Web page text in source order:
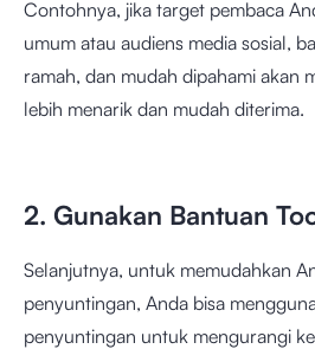
Contohnya, jika target pembaca
umum atau audiens media sosial,
ramah, dan mudah dipahami akan
lebih menarik dan mudah diterima.
2. Gunakan Bantuan
Selanjutnya, untuk memudahkan
penyuntingan, Anda bisa
penyuntingan untuk mengurangi